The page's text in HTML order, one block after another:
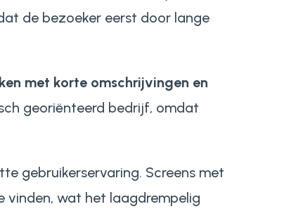
de bezoeker eerst door lange
met korte omschrijvingen en
georiënteerd bedrijf, omdat
gebruikerservaring. Screens met
vinden, wat het laagdrempelig